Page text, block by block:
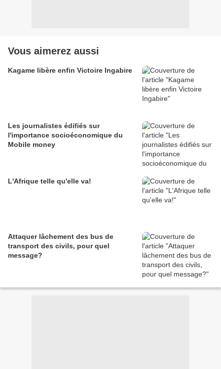
Vous aimerez aussi
Kagame libère enfin Victoire Ingabire
Les journalistes édifiés sur
l'importance socioéconomique du
Mobile money
L'Afrique telle qu'elle va!
Attaquer lâchement des bus de
transport des civils, pour quel
message?